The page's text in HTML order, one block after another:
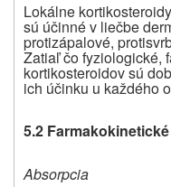
Lokálne
sú účinné v liečbe
protizápalové,
Zatiaľ čo fyziologické,
kortikosteroidov sú
ich účinku u každého
5.2
Absorpcia